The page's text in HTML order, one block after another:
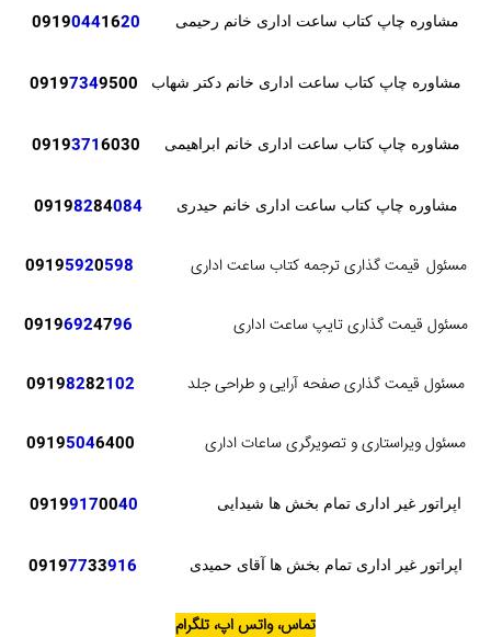
مشاوره چاپ کتاب ساعت اداری خانم رحیمی 09190441620
مشاوره چاپ کتاب ساعت اداری خانم دکتر شهاب 09197349500
مشاوره چاپ کتاب ساعت اداری خانم ابراهیمی 3716030
مشاوره چاپ کتاب ساعت اداری خانم حیدری 0919
8284084
مسئول قیمت گذاری ترجمه کتاب ساعت اداری 09195920598
مسئول قیمت گذاری تایپ ساعت اداری 09196924796
مسئول قیمت گذاری صفحه آرایی و طراحی جلد 09198282102
مسئول ویراستاری و تصویرگری ساعات اداری 09195046400
اپراتور غیر اداری تمام بخش ها شیدایی 09199170040
اپراتور غیر اداری تمام بخش ها آقای حمیدی 09197733916
تماس، واتس اپ، تلگرام